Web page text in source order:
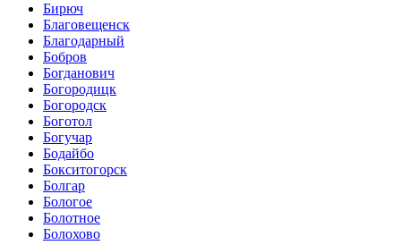
Бирюч
Благовещенск
Благодарный
Бобров
Богданович
Богородицк
Богородск
Боготол
Богучар
Бодайбо
Бокситогорск
Болгар
Бологое
Болотное
Болохово